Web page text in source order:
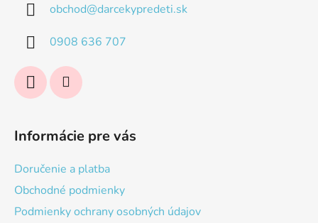
obchod@darcekypredeti.sk
0908 636 707
Informácie pre vás
Doručenie a platba
Obchodné podmienky
Podmienky ochrany osobných údajov